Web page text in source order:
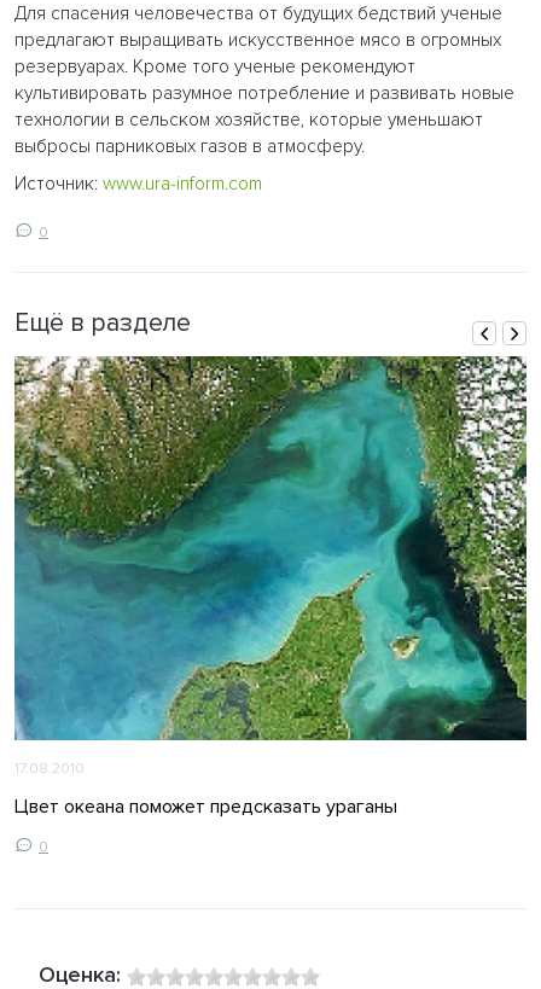
Для спасения человечества от будущих бедствий ученые
предлагают выращивать искусственное мясо в огромных
резервуарах. Кроме того ученые рекомендуют
культивировать разумное потребление и развивать новые
технологии в сельском хозяйстве, которые уменьшают
выбросы парниковых газов в атмосферу.
Источник: www.ura-inform.com
0
Ещё в разделе
17.08.2010
Цвет океана поможет предсказать ураганы
0
Оценка: